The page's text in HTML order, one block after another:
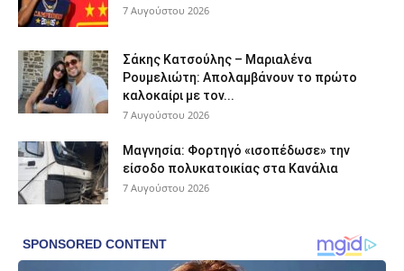
7 Αυγούστου 2026
Σάκης Κατσούλης – Μαριαλένα
Ρουμελιώτη: Απολαμβάνουν το πρώτο
καλοκαίρι με τον...
7 Αυγούστου 2026
Μαγνησία: Φορτηγό «ισοπέδωσε» την
είσοδο πολυκατοικίας στα Κανάλια
7 Αυγούστου 2026